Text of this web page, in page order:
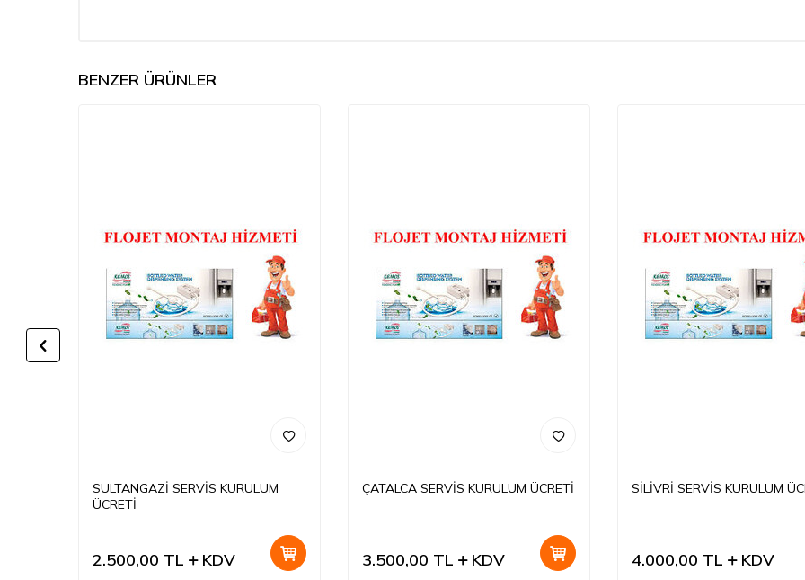
BENZER ÜRÜNLER
SULTANGAZİ SERVİS KURULUM
ÜCRETİ
2.500,00 TL KDV
ÇATALCA SERVİS KURULUM ÜCRETİ
3.500,00 TL KDV
SİLİVRİ SERVİS KURULUM
4.000,00 TL KDV